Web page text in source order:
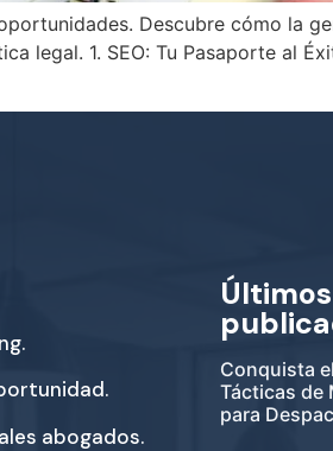
Descubre cómo la
legal. 1. SEO: Tu Pasaporte al
abogados.
Conquista
Tácticas de
para